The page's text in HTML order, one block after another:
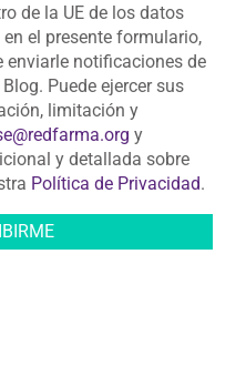
de la UE de los datos
el presente formulario,
enviarle notificaciones de
Puede ejercer sus
limitación y
y
y detallada sobre
Política de Privacidad.